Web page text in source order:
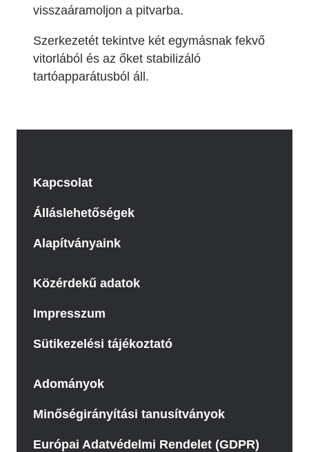
visszaáramoljon a pitvarba.
Szerkezetét tekintve két egymásnak fekvő
vitorlából és az őket stabilizáló
tartóapparátusból áll.
Kapcsolat
Álláslehetőségek
Alapítványaink
Közérdekű adatok
Impresszum
Sütikezelési tájékoztató
Adományok
Minőségirányítási tanusítványok
Európai Adatvédelmi Rendelet (GDPR)